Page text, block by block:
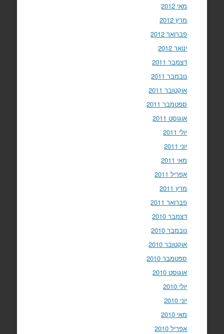
מאי 2012
מרץ 2012
פברואר 2012
ינואר 2012
דצמבר 2011
נובמבר 2011
אוקטובר 2011
ספטמבר 2011
אוגוסט 2011
יולי 2011
יוני 2011
מאי 2011
אפריל 2011
מרץ 2011
פברואר 2011
דצמבר 2010
נובמבר 2010
אוקטובר 2010
ספטמבר 2010
אוגוסט 2010
יולי 2010
יוני 2010
מאי 2010
אפריל 2010